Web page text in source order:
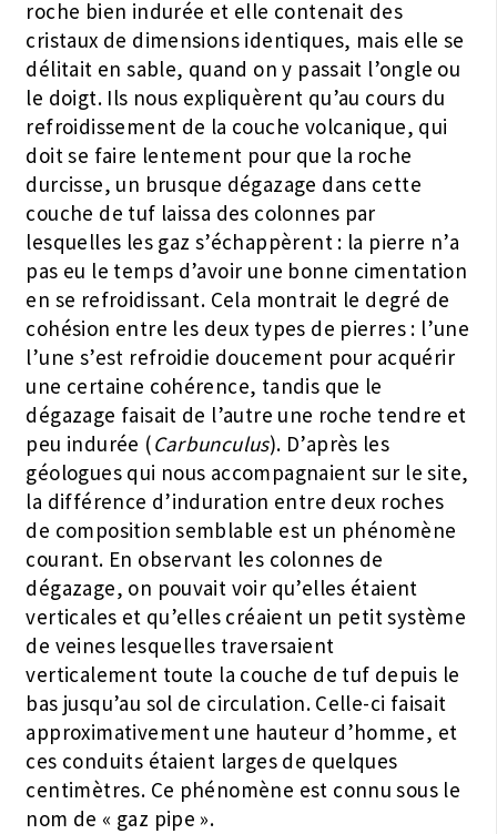
roche bien indurée et elle contenait des
cristaux de dimensions identiques, mais elle se
délitait en sable, quand on y passait l’ongle ou
le doigt. Ils nous expliquèrent qu’au cours du
refroidissement de la couche volcanique, qui
doit se faire lentement pour que la roche
durcisse, un brusque dégazage dans cette
couche de tuf laissa des colonnes par
lesquelles les gaz s’échappèrent : la pierre n’a
pas eu le temps d’avoir une bonne cimentation
en se refroidissant. Cela montrait le degré de
cohésion entre les deux types de pierres : l’une
l’une s’est refroidie doucement pour acquérir
une certaine cohérence, tandis que le
dégazage faisait de l’autre une roche tendre et
peu indurée (Carbunculus). D’après les
géologues qui nous accompagnaient sur le site,
la différence d’induration entre deux roches
de composition semblable est un phénomène
courant. En observant les colonnes de
dégazage, on pouvait voir qu’elles étaient
verticales et qu’elles créaient un petit système
de veines lesquelles traversaient
verticalement toute la couche de tuf depuis le
bas jusqu’au sol de circulation. Celle-ci faisait
approximativement une hauteur d’homme, et
ces conduits étaient larges de quelques
centimètres. Ce phénomène est connu sous le
nom de « gaz pipe ».